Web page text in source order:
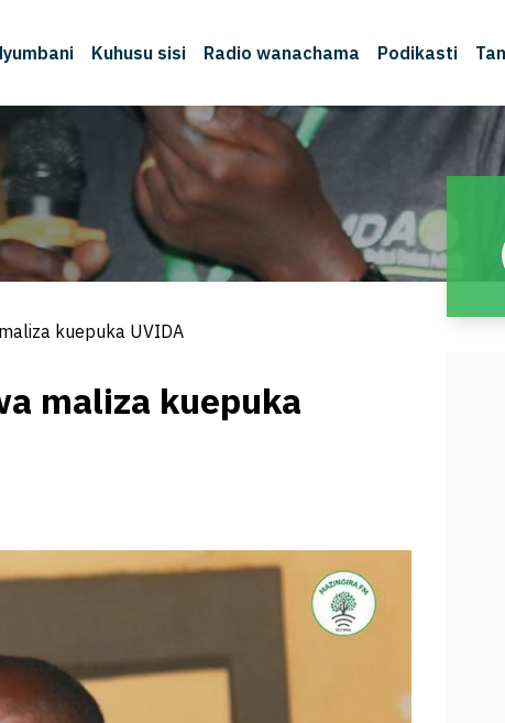
Kuhusu sisi Radio wanachama Podikasti
kuepuka UVIDA
maliza kuepuka